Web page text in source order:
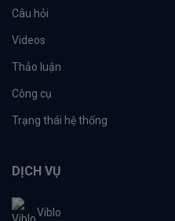
Câu hỏi
Videos
Thảo luận
Công cụ
Trạng thái hệ thống
DỊCH VỤ
Viblo